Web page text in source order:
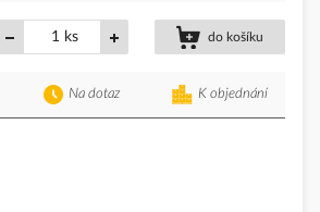
ks do košíku
K objednání
Na dotaz